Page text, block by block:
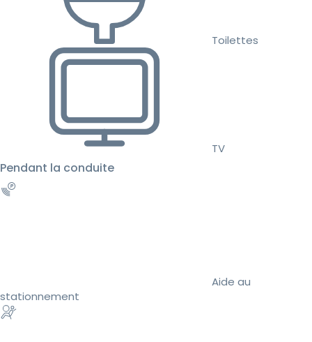
Toilettes
TV
Pendant la conduite
Aide au
stationnement